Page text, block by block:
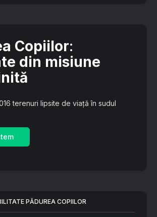
Copiilor:
din misiune
terenuri lipsite de viață în sudul
PĂDUREA COPIILOR